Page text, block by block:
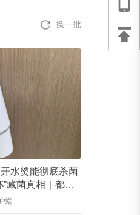
换一批
水烫能彻底杀菌
藏菌真相｜都视
端